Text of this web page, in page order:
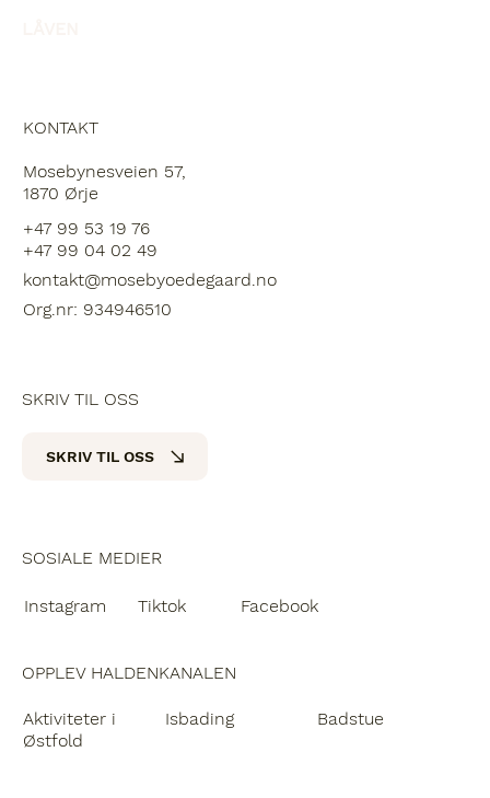
KONTAKT
Mosebynesveien 57,
1870 Ørje
+47 99 53 19 76
kontakt@mosebyoedegaard.no
+47 99 04 02 49
Org.nr: 934946510
SOSIALE MEDIER
Instagram Tiktok Facebook
OPPLEV HALDENKANALEN
Aktiviteter i
Østfold
Isbading Badstue
SKRIV TIL OSS
SKRIV TIL OSS